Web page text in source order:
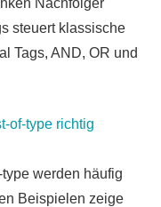
steuert klassische
Tags, AND, OR und
of-type richtig
werden häufig
Beispielen zeige